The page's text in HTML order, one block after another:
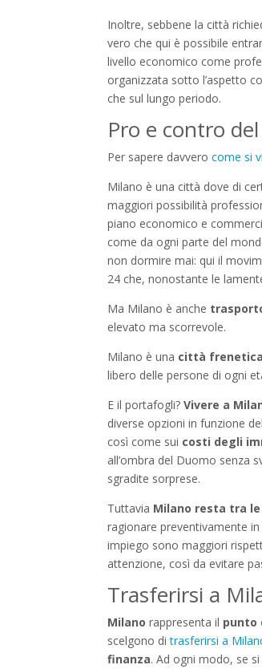
Inoltre, sebbene la città
vero che qui è possibile
livello economico come
organizzata sotto l’aspetto
che sul lungo periodo.
Pro e contro
Per sapere davverocome si
Milano è una città dove di
maggiori possibilità
piano economico e
come da ogni parte del
non dormire mai: qui il
24 che, nonostante le
Ma Milano è anche
elevato ma scorrevole.
Milano è una città frenetica
libero delle persone di ogni
E il portafogli?Vivere a
diverse opzioni in funzione
così come sui costi degli
all’ombra del Duomo senza
sgradite sorprese.
Tuttavia Milano resta tra
ragionare preventivamente
impiego sono maggiori
attenzione, così da evitare
Trasferirsi a
Milano rappresenta il punto
scelgono ditrasferirsi a
finanza. Ad ogni modo, se